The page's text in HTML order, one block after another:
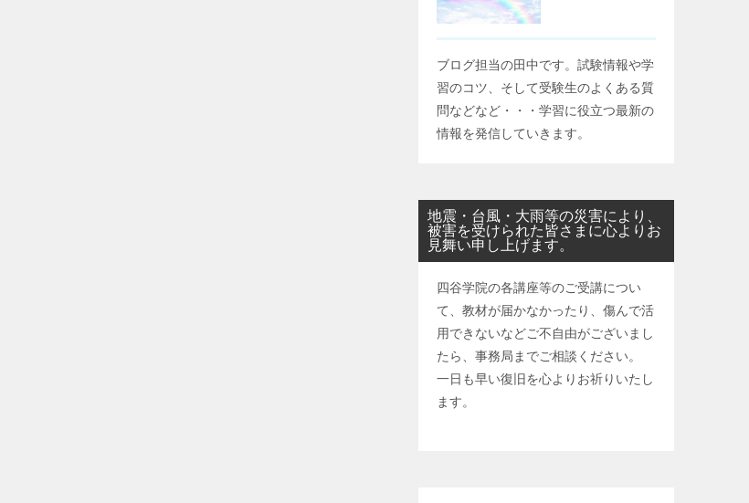
ブログ担当の田中です。試験情報や学
習のコツ、そして受験生のよくある質
問などなど・・・学習に役立つ最新の
情報を発信していきます。
地震・台風・大雨等の災害により、
被害を受けられた皆さまに心よりお
見舞い申し上げます。
四谷学院の各講座等のご受講につい
て、教材が届かなかったり、傷んで活
用できないなどご不自由がございまし
たら、事務局までご相談ください。
一日も早い復旧を心よりお祈りいたし
ます。